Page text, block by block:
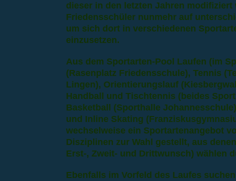
dieser in den letzten Jahren
Friedensschüler nunmehr auf
um sich dort in verschiedenen
einzusetzen.
Aus dem Sportarten-Pool Laufen (im
(Rasenplatz Friedensschule), Tennis
Lingen), Orientierungslauf
Handball und Tischtennis (beides
Basketball (Sporthalle
und Inline Skating
wechselweise ein Sportartenangebot
Disziplinen zur Wahl gestellt, aus
Erst-, Zweit- und Drittwunsch) wählen
Ebenfalls im Vorfeld des Laufes